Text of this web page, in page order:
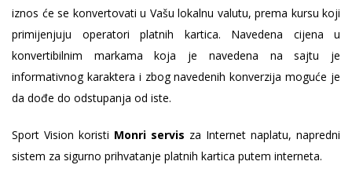
iznos će se konvertovati u Vašu lokalnu valutu, prema kursu koji
primijenjuju operatori platnih kartica. Navedena cijena u
konvertibilnim markama koja je navedena na sajtu je
informativnog karaktera i zbog navedenih konverzija moguće je
da dođe do odstupanja od iste.
Sport Vision koristi Monri servis za Internet naplatu, napredni
sistem za sigurno prihvatanje platnih kartica putem interneta.